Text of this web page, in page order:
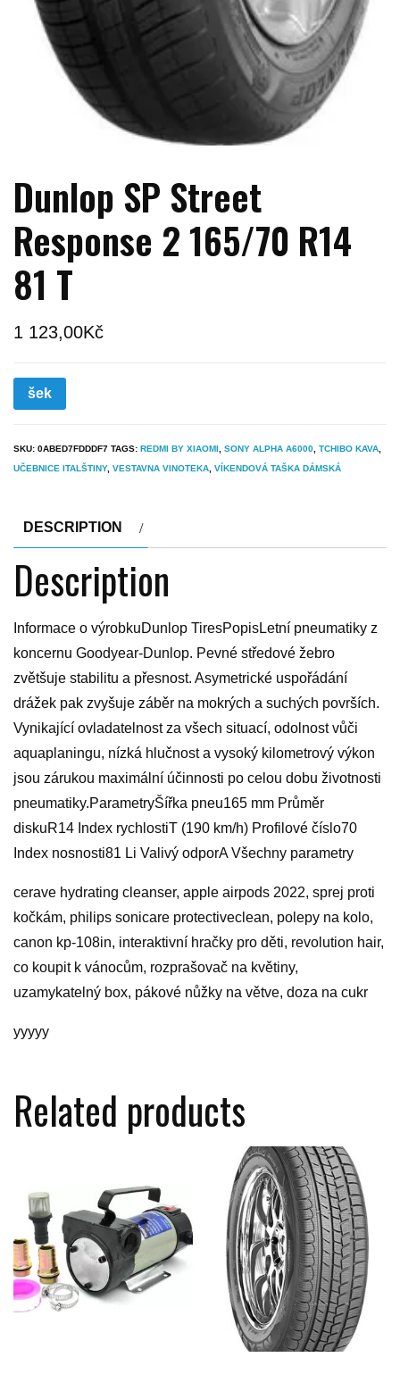
Dunlop SP Street
Response 2 165/70 R14
81 T
1 123,00Kč
šek
SKU: 0ABED7FDDDF7 TAGS: REDMI BY XIAOMI SONY ALPHA A6000 TCHIBO KAVA
UČEBNICE ITALŠTINY, VESTAVNA VINOTEKA VÍKENDOVÁ TAŠKA DÁMSKÁ
DESCRIPTION
Description
Informace o výrobkuDunlop TiresPopisLetní pneumatiky z
koncernu Goodyear-Dunlop. Pevné středové žebro
zvětšuje stabilitu a přesnost. Asymetrické uspořádání
drážek pak zvyšuje záběr na mokrých a suchých površích.
Vynikající ovladatelnost za všech situací, odolnost vůči
aquaplaningu, nízká hlučnost a vysoký kilometrový výkon
jsou zárukou maximální účinnosti po celou dobu životnosti
pneumatiky.ParametryŠířka pneu165 mm Průměr
diskuR14 Index rychlostiT (190 km/h) Profilové číslo70
Index nosnosti81 Li Valivý odporA Všechny parametry
cerave hydrating cleanser, apple airpods 2022, sprej proti
kočkám, philips sonicare protectiveclean, polepy na kolo,
canon kp-108in, interaktivní hračky pro děti, revolution hair,
co koupit k vánocům, rozprašovač na květiny,
uzamykatelný box, pákové nůžky na větve, doza na cukr
yyyyy
Related products